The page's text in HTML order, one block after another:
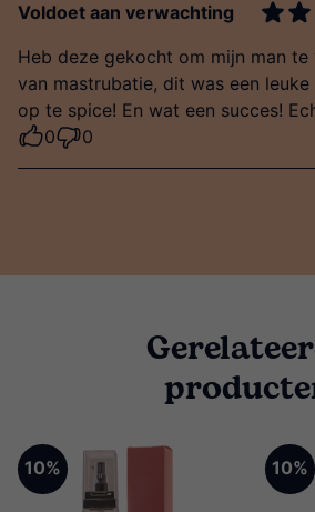
Voldoet aan verwachting
Heb deze gekocht om mijn man te
van mastrubatie, dit was een
op te spice! En wat een succes!
0
0
10% 10%